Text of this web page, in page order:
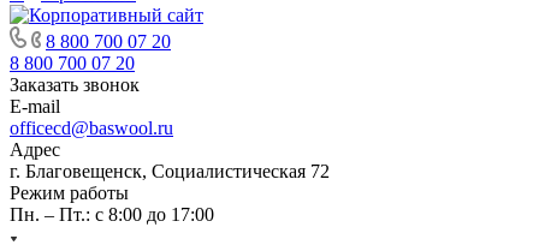
8 800 700 07 20
8 800 700 07 20
Заказать звонок
E-mail
officecd@baswool.ru
Адрес
г. Благовещенск, Социалистическая 72
Режим работы
Пн. – Пт.: с 8:00 до 17:00